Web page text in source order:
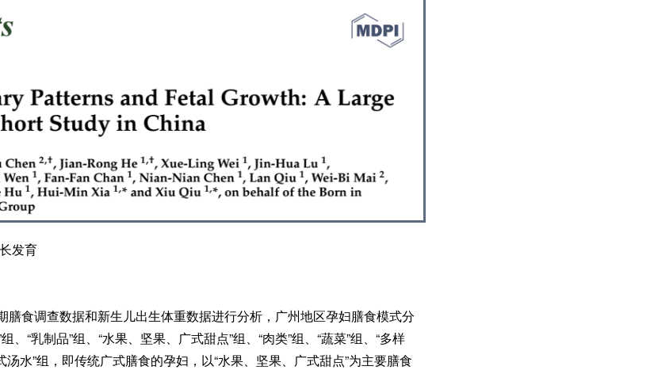
发育
膳食调查数据和新生儿出生体重数据进行分析，广州地区孕妇膳食模式分
、“乳制品”组、“水果、坚果、广式甜点”组、“肉类”组、“蔬菜”组、“多样
汤水”组，即传统广式膳食的孕妇，以“水果、坚果、广式甜点”为主要膳食